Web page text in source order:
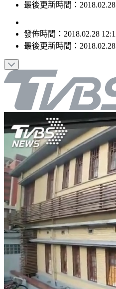
最後更新時間：2018.02.28
發佈時間： 2018.02.28
最後更新時間：